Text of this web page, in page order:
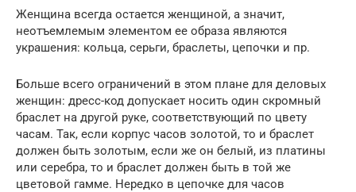
Женщина всегда остается женщиной, а значит,
неотъемлемым элементом ее образа являются
украшения: кольца, серьги, браслеты, цепочки и пр.
Больше всего ограничений в этом плане для деловых
женщин: дресс-код допускает носить один скромный
браслет на другой руке, соответствующий по цвету
часам. Так, если корпус часов золотой, то и браслет
должен быть золотым, если же он белый, из платины
или серебра, то и браслет должен быть в той же
цветовой гамме. Нередко в цепочке для часов